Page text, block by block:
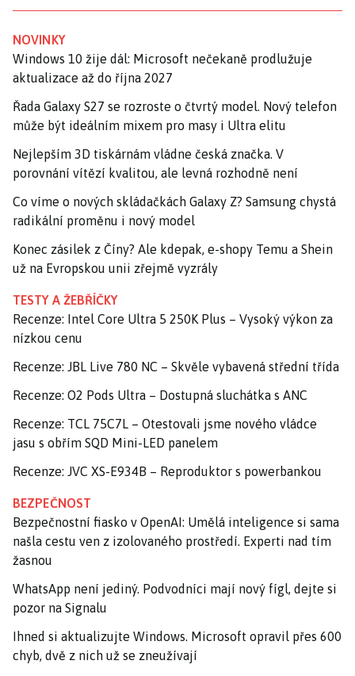
NOVINKY
Windows 10 žije dál: Microsoft nečekaně prodlužuje
aktualizace až do října 2027
Řada Galaxy S27 se rozroste o čtvrtý model. Nový telefon
může být ideálním mixem pro masy i Ultra elitu
Nejlepším 3D tiskárnám vládne česká značka. V
porovnání vítězí kvalitou, ale levná rozhodně není
Co víme o nových skládačkách Galaxy Z? Samsung chystá
radikální proměnu i nový model
Konec zásilek z Číny? Ale kdepak, e-shopy Temu a Shein
už na Evropskou unii zřejmě vyzrály
TESTY A ŽEBŘÍČKY
Recenze: Intel Core Ultra 5 250K Plus – Vysoký výkon za
nízkou cenu
Recenze: JBL Live 780 NC – Skvěle vybavená střední třída
Recenze: O2 Pods Ultra – Dostupná sluchátka s ANC
Recenze: TCL 75C7L – Otestovali jsme nového vládce
jasu s obřím SQD Mini-LED panelem
Recenze: JVC XS-E934B – Reproduktor s powerbankou
BEZPEČNOST
Bezpečnostní fiasko v OpenAI: Umělá inteligence si sama
našla cestu ven z izolovaného prostředí. Experti nad tím
žasnou
WhatsApp není jediný. Podvodníci mají nový fígl, dejte si
pozor na Signalu
Ihned si aktualizujte Windows. Microsoft opravil přes 600
chyb, dvě z nich už se zneužívají